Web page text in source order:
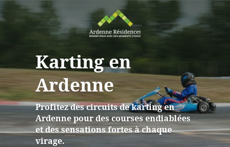
Karting en
Ardenne
Profitez des circuits de karting en
Ardenne pour des courses endiablées
et des sensations fortes à chaque
virage.